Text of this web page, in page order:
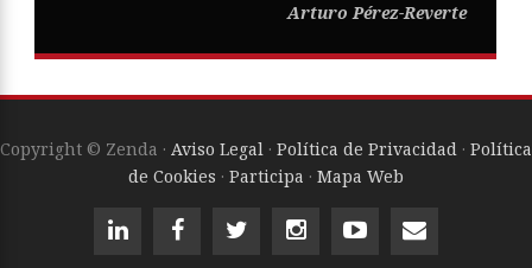
Arturo Pérez-Reverte
Copyright © Zenda · Aviso Legal · Política de Privacidad · Política
de Cookies · Participa · Mapa Web